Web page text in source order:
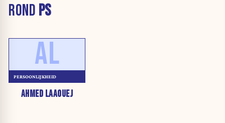
ROND PS
AHMED LAAOUEJ
AL
PERSOONLIJKHEID